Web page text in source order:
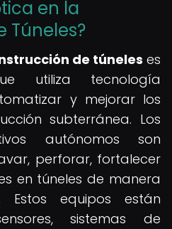
en la
Túneles?
de túneles es
utiliza tecnología
y mejorar los
subterránea. Los
autónomos son
perforar, fortalecer
en túneles de manera
Estos equipos están
sistemas de